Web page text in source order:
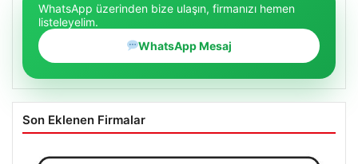
WhatsApp üzerinden bize ulaşın, firmanızı hemen
listeleyelim.
WhatsApp Mesaj
Son Eklenen Firmalar